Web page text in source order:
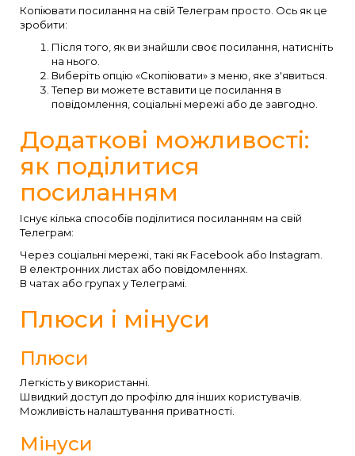
Копіювати посилання на свій Телеграм просто. Ось як це
зробити:
Після того, як ви знайшли своє посилання, натисніть
на нього.
Виберіть опцію «Скопіювати» з меню, яке з'явиться.
Тепер ви можете вставити це посилання в
повідомлення, соціальні мережі або де завгодно.
Додаткові можливості:
як поділитися
посиланням
Існує кілька способів поділитися посиланням на свій
Телеграм:
Через соціальні мережі, такі як Facebook або Instagram.
В електронних листах або повідомленнях.
В чатах або групах у Телеграмі.
Плюси і мінуси
Плюси
Легкість у використанні.
Швидкий доступ до профілю для інших користувачів.
Можливість налаштування приватності.
Мінуси